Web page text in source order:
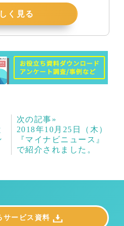
く見る
次の記事»
2018年10月25日（木）
『マイナビニュース』
で紹介されました。
サービス資料